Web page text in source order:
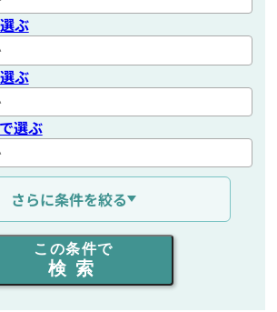
ぶ
ぶ
選ぶ
ぶ
を選ぶ
さらに条件を絞る
この条件で
検索